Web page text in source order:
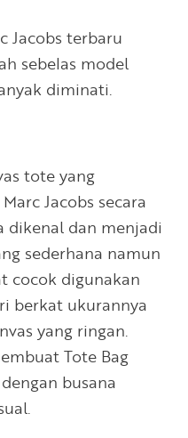
Jacobs terbaru
sebelas model
diminati.
tote yang
Jacobs secara
dikenal dan menjadi
sederhana namun
cocok digunakan
berkat ukurannya
yang ringan.
Tote Bag
busana